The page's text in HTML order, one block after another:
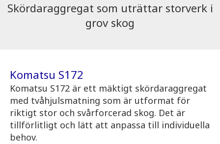
Skördaraggregat som uträttar storverk i
grov skog
Komatsu S172
Komatsu S172 är ett mäktigt skördaraggregat
med tvåhjulsmatning som är utformat för
riktigt stor och svårforcerad skog. Det är
tillförlitligt och lätt att anpassa till individuella
behov.